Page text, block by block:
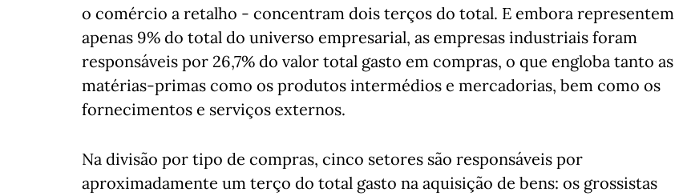
o comércio a retalho - concentram dois terços do total. E embora representem
apenas 9% do total do universo empresarial, as empresas industriais foram
responsáveis por 26,7% do valor total gasto em compras, o que engloba tanto as
matérias-primas como os produtos intermédios e mercadorias, bem como os
fornecimentos e serviços externos.
Na divisão por tipo de compras, cinco setores são responsáveis por
aproximadamente um terço do total gasto na aquisição de bens: os grossistas